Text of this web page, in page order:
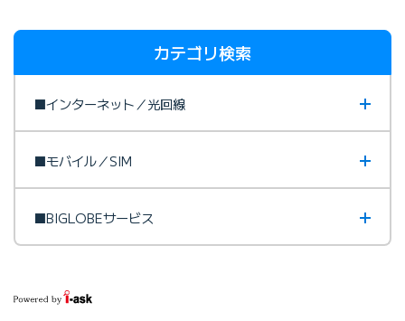
カテゴリ検索
■インターネット／光回線
■モバイル／SIM
■BIGLOBEサービス